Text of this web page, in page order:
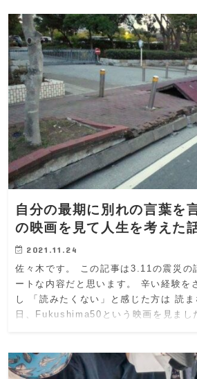
自分の最期に別れの言葉を
の映画を見て人生を考えた話
2021.11.24
佐々木です。 この記事は3.11の震災の
ートな内容だと思います。 辛い経験を
し 「読みたくない」と感じた方は 読
日、Fukushima50という映画を見まし